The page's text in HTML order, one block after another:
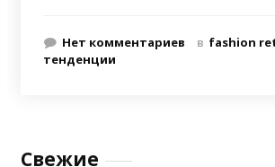
Нет комментариев в fashion
тенденции
Свежие